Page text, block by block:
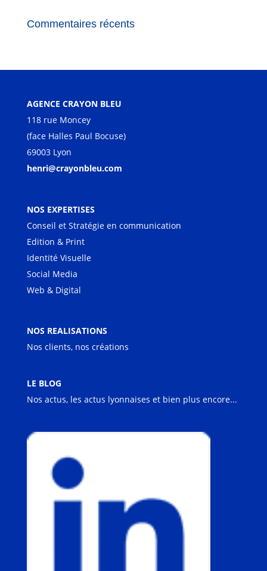
Commentaires récents
AGENCE CRAYON BLEU
118 rue Moncey
(face Halles Paul Bocuse)
69003 Lyon
henri@crayonbleu.com
NOS EXPERTISES
Conseil et Stratégie en communication
Edition & Print
Identité Visuelle
Social Media
Web & Digital
NOS REALISATIONS
Nos clients, nos créations
LE BLOG
Nos actus, les actus lyonnaises et bien plus encore...